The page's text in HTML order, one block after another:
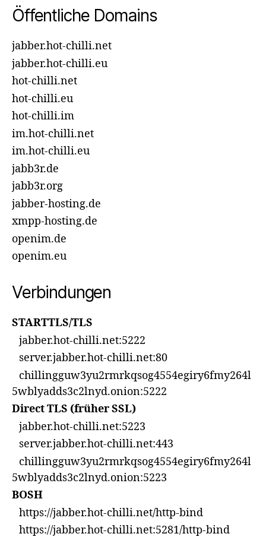
Öffentliche Domains
jabber.hot-chilli.net
jabber.hot-chilli.eu
hot-chilli.net
hot-chilli.eu
hot-chilli.im
im.hot-chilli.net
im.hot-chilli.eu
jabb3r.de
jabb3r.org
jabber-hosting.de
xmpp-hosting.de
openim.de
openim.eu
Verbindungen
STARTTLS/TLS
jabber.hot-chilli.net:5222
server.jabber.hot-chilli.net:80
chillingguw3yu2rmrkqsog4554egiry6fmy264l
5wblyadds3c2lnyd.onion:5222
Direct TLS (früher SSL)
jabber.hot-chilli.net:5223
server.jabber.hot-chilli.net:443
chillingguw3yu2rmrkqsog4554egiry6fmy264l
5wblyadds3c2lnyd.onion:5223
BOSH
https://jabber.hot-chilli.net/http-bind
https://jabber.hot-chilli.net:5281/http-bind